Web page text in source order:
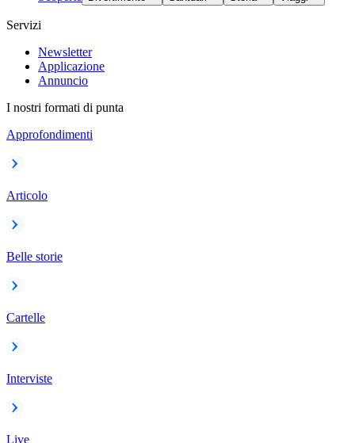
Servizi
Newsletter
Applicazione
Annuncio
I nostri formati di punta
Approfondimenti
Articolo
Belle storie
Cartelle
Interviste
Live